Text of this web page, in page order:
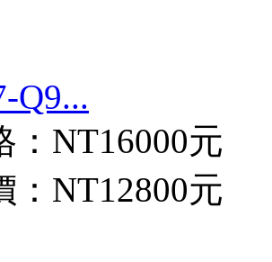
Q9...
NT16000元
NT12800元